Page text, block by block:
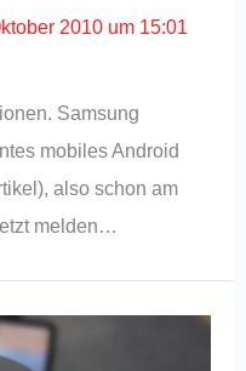
2010 um 15:01
Samsung
mobiles Android
also schon am
melden…